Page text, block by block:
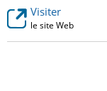
Visiter
le site Web